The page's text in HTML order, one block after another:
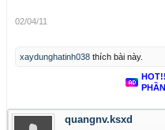
02/04/11
xaydunghatinh038 thích bài này.
quangnv.ksxd